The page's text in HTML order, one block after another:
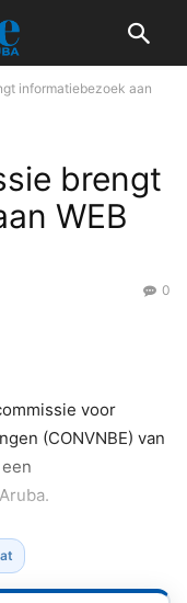
informatiebezoek aan
brengt
WEB
0
voor
(CONVNBE) van